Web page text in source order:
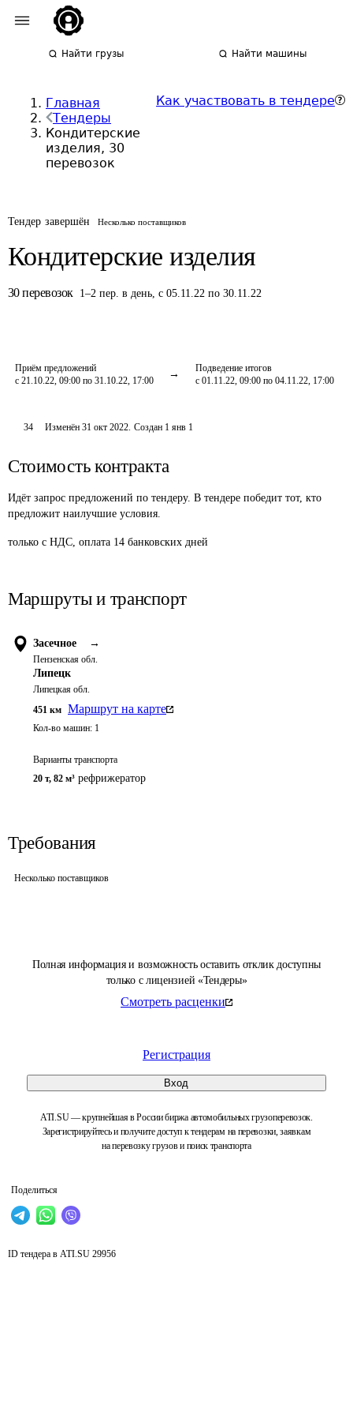
Найти грузы Найти машины
Главная
Тендеры
Кондитерские
изделия, 30
перевозок
Как участвовать в тендере
Тендер завершён Несколько поставщиков
Кондитерские изделия
30 перевозок 1–2 пер. в день, с 05.11.22 по 30.11.22
Приём предложений
с 21.10.22, 09:00 по 31.10.22, 17:00
Подведение итогов
с 01.11.22, 09:00 по 04.11.22, 17:00
Полная информация и возможность оставить отклик доступны
только с лицензией «Тендеры»
Смотреть расценки
Регистрация
Вход
ATI.SU — крупнейшая в России биржа автомобильных грузоперевозок.
Зарегистрируйтесь и получите доступ к тендерам на перевозки, заявкам
на перевозку грузов и поиск транспорта
Поделиться
34 Изменён31 окт 2022. Создан 1 янв 1
Стоимость контракта
Идёт запрос предложений по тендеру. В тендере победит тот, кто
предложит наилучшие условия.
только с НДС, оплата 14 банковских дней
Маршруты и транспорт
Засечное →
Пензенская обл.
Липецк
Липецкая обл.
451 км Маршрут на карте
Кол-во машин: 1
Варианты транспорта
20 т, 82 м³ рефрижератор
Требования
Несколько поставщиков
ID тендера в ATI.SU 29956